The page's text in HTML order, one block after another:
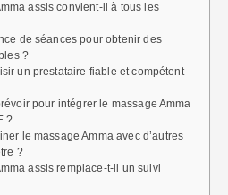
assis convient-il à tous les
de séances pour obtenir des
?
un prestataire fiable et compétent
pour intégrer le massage Amma
?
le massage Amma avec d’autres
?
assis remplace-t-il un suivi